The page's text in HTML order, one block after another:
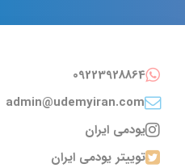
09223928864
admin@udemyiran.com
یودمی ایران
توییتر یودمی ایران